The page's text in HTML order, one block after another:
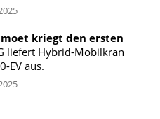
kriegt den ersten
liefert Hybrid-Mobilkran
EV aus.